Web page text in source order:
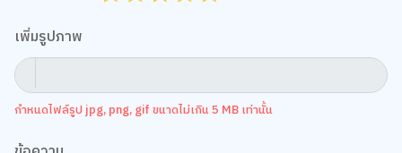
เพิ่มรูปภาพ
กำหนดไฟล์รูป jpg, png, gif ขนาดไม่เกิน 5 MB เท่านั้น